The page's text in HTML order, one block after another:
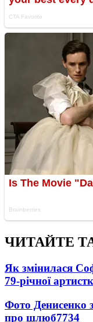
ЧИТАЙТЕ
Як змінилася
79-річної
Фото Денисенко
про шлюб7734